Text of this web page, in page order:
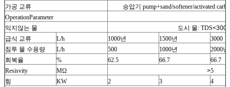
가공 교류
승압기 pump+sand/softener/activated
OperationParameter
익지않는 물
도시 물: TDS
급식 교류
L/h 1000년 1500년
3000
침투 물 수용량
L/h 500 1000년
2000년
회복율
% 62.5 66.7
66.7
Resisvity
MΩ >5
힘
KW 2 3
4